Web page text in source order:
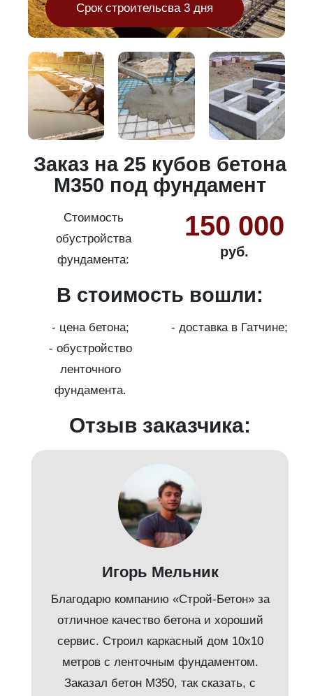
Срок строительсва 3 дня
Заказ на 25 кубов бетона
М350 под фундамент
Стоимость
обустройства
фундамента:
150 000
руб.
В стоимость вошли:
- цена бетона;
- доставка в Гатчине;
- обустройство
ленточного
фундамента.
Отзыв заказчика:
Игорь Мельник
Благодарю компанию «Строй-Бетон» за
отличное качество бетона и хороший
сервис. Строил каркасный дом 10х10
метров с ленточным фундаментом.
Заказал бетон М350, так сказать, с